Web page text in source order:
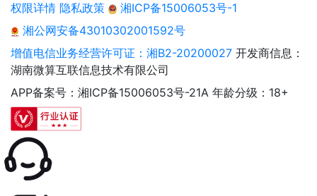
权限详情 隐私政策
湘ICP备15006053号-1
湘公网安备43010302001592号
增值电信业务经营许可证：湘B2-20200027 开发商信息：
湖南微算互联信息技术有限公司
APP备案号：湘ICP备15006053号-21A 年龄分级：18+